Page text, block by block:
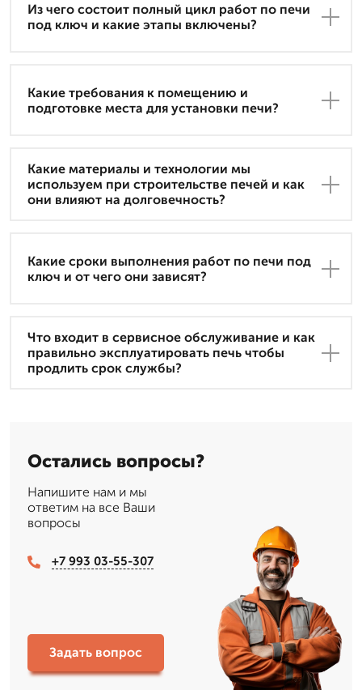
Из чего состоит полный цикл работ по печи
под ключ и какие этапы включены?
Какие требования к помещению и
подготовке места для установки печи?
Какие материалы и технологии мы
используем при строительстве печей и как
они влияют на долговечность?
Какие сроки выполнения работ по печи под
ключ и от чего они зависят?
Что входит в сервисное обслуживание и как
правильно эксплуатировать печь чтобы
продлить срок службы?
Остались вопросы?
Напишите нам и мы
ответим на все Ваши
вопросы
+7 993 03-55-307
Задать вопрос